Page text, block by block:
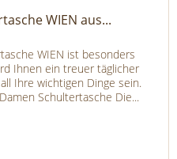
WIEN aus...
WIEN ist besonders
Ihnen ein treuer täglicher
Ihre wichtigen Dinge sein.
Schultertasche Die...